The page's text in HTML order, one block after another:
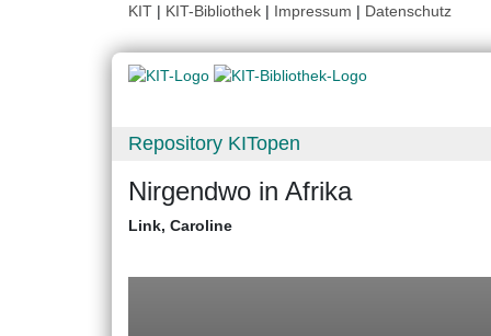
KIT | KIT-Bibliothek | Impressum | Datenschutz
Repository KITopen
Nirgendwo in Afrika
Link, Caroline